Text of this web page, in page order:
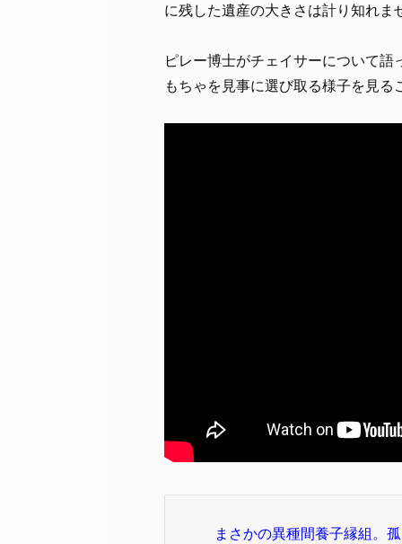
に残した遺産の大きさは計り知れま
ピレー博士がチェイサーについて
もちゃを見事に選び取る様子を見る
まさかの異種間養子縁組。